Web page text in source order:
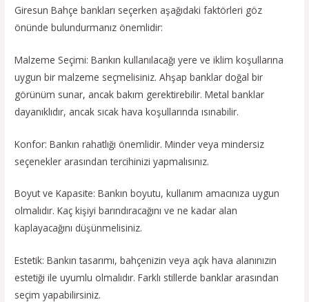
Giresun Bahçe bankları seçerken aşağıdaki faktörleri göz
önünde bulundurmanız önemlidir:
Malzeme Seçimi: Bankın kullanılacağı yere ve iklim koşullarına
uygun bir malzeme seçmelisiniz. Ahşap banklar doğal bir
görünüm sunar, ancak bakım gerektirebilir. Metal banklar
dayanıklıdır, ancak sıcak hava koşullarında ısınabilir.
Konfor: Bankın rahatlığı önemlidir. Minder veya mindersiz
seçenekler arasından tercihinizi yapmalısınız.
Boyut ve Kapasite: Bankın boyutu, kullanım amacınıza uygun
olmalıdır. Kaç kişiyi barındıracağını ve ne kadar alan
kaplayacağını düşünmelisiniz.
Estetik: Bankın tasarımı, bahçenizin veya açık hava alanınızın
estetiği ile uyumlu olmalıdır. Farklı stillerde banklar arasından
seçim yapabilirsiniz.